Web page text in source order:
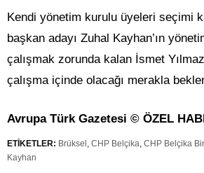
Kendi yönetim kurulu üyeleri seçimi
başkan adayı Zuhal Kayhan’ın
çalışmak zorunda kalan İsmet
çalışma içinde olacağı merakla
Avrupa Türk Gazetesi © ÖZEL
ETİKETLER: Brüksel CHP Belçika CHP Belçika
Kayhan